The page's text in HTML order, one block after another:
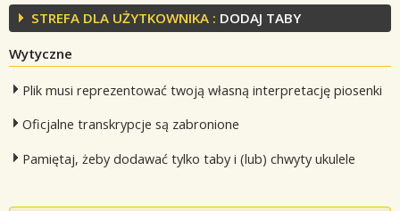
STREFA DLA UŻYTKOWNIKA : DODAJ TABY
Wytyczne
Plik musi reprezentować twoją własną interpretację piosenki
Oficjalne transkrypcje są zabronione
Pamiętaj, żeby dodawać tylko taby i (lub) chwyty ukulele